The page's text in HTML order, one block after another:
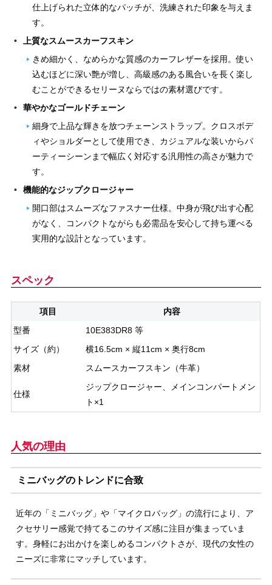
仕上げられた立体的なパッチが、洗練された印象を与えま
す。
上質なスムースカーフスキン
きめ細かく、なめらかな質感のカーフレザーを採用。使い
込むほどに深い艶が増し、高級感のある風合いを長く楽し
むことができるセリーヌならではの素材選びです。
華やかなゴールドチェーン
細身で上品な輝きを放つチェーンストラップ。クロスボデ
ィやショルダーとして使用でき、カジュアルな装いからパ
ーティーシーンまで幅広く対応する汎用性の高さが魅力で
す。
機能的なジップクロージャー
開口部はスムーズなファスナー仕様。中身が飛び出す心配
がなく、コンパクトながらも必需品を安心して持ち運べる
実用的な設計となっています。
スペック
項目
内容
型番
10E383DR8 等
サイズ（約）
横16.5cm × 縦11cm × 奥行8cm
素材
スムースカーフスキン（牛革）
仕様
ジップクロージャー、メインコンパートメン
ト×1
人気の理由
ミニバッグのトレンドに合致
近年の「ミニバッグ」や「マイクロバッグ」の流行により、ア
クセサリー感覚で持てるこのサイズ感に注目が集まっていま
す。身軽にお出かけを楽しめるコンパクトさが、現代の女性の
ニーズに非常にマッチしています。